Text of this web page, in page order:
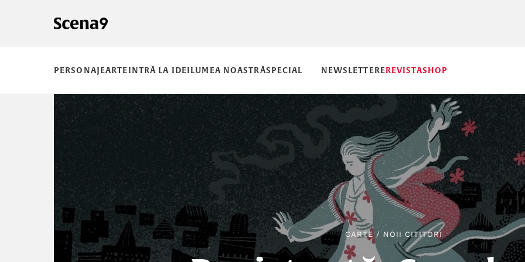
PERSONAJEARTEINTRĂ LA IDEILUMEA NOASTRĂSPECIAL NEWSLETTEREREVISTASHOP
CARTE /NOII CITITORI